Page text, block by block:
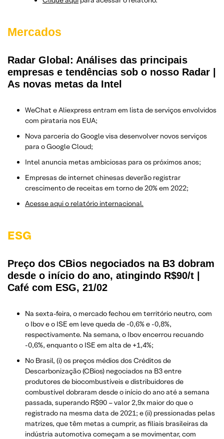
Mercados
Radar Global: Análises das principais
empresas e tendências sob o nosso Radar |
As novas metas da Intel
WeChat e Aliexpress entram em lista de serviços envolvidos
com pirataria nos EUA;
Nova parceria do Google visa desenvolver novos serviços
para o Google Cloud;
Intel anuncia metas ambiciosas para os próximos anos;
Empresas de internet chinesas deverão registrar
crescimento de receitas em torno de 20% em 2022;
Acesse aqui o relatório internacional.
ESG
Preço dos CBios negociados na B3 dobram
desde o início do ano, atingindo R$90/t |
Café com ESG, 21/02
Na sexta-feira, o mercado fechou em território neutro, com
o Ibov e o ISE em leve queda de -0,6% e -0,8%,
respectivamente. Na semana, o Ibov encerrou recuando
-0,6%, enquanto o ISE em alta de +1,4%;
No Brasil, (i) os preços médios dos Créditos de
Descarbonização (CBios) negociados na B3 entre
produtores de biocombustíveis e distribuidores de
combustível dobraram desde o início do ano até a semana
passada, superando R$90 – valor 2,9x maior do que o
registrado na mesma data de 2021; e (ii) pressionadas pelas
matrizes, que têm metas a cumprir, as filiais brasileiras da
indústria automotiva começam a se movimentar, com